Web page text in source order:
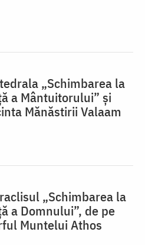
„Schimbarea la
a Mântuitorului” și
Mănăstirii Valaam
„Schimbarea la
a Domnului”, de pe
Muntelui Athos